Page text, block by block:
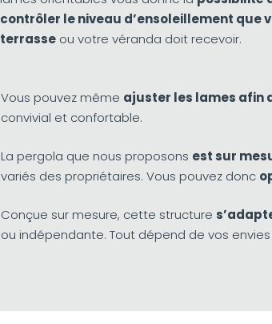
contrôler le niveau d’ensoleillement que
terrasse ou votre véranda doit recevoir.
Vous pouvez même ajuster les lames afin
convivial et confortable.
La pergola que nous proposons est sur
variés des propriétaires. Vous pouvez donc
Conçue sur mesure, cette structure
ou indépendante. Tout dépend de vos